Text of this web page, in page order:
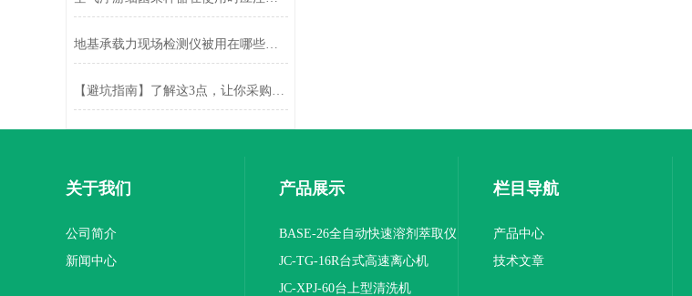
地基承载力现场检测仪被用在哪些地方呢
【避坑指南】了解这3点，让你采购仪器避免踩坑！
关于我们
公司简介
新闻中心
产品展示
BASE-26全自动快速溶剂萃取仪
JC-TG-16R台式高速离心机
JC-XPJ-60台上型清洗机
栏目导航
产品中心
技术文章